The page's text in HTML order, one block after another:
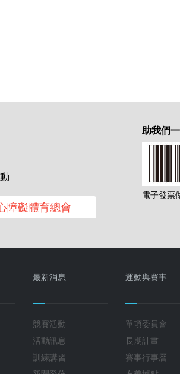
障礙體育總會
助我們
電子發票
最新消息
競賽活動
活動訊息
訓練講習
運動與賽事
單項委員會
長期計畫
賽事行事曆